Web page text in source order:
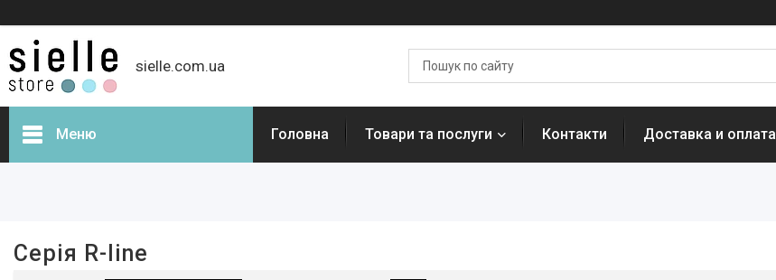
sielle.com.ua
Меню
Наявність
Головна Товари та послуги Контакти Доставка и оплата
Серія R-line